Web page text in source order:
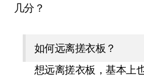
几分？
如何远离搓衣板？
想远离搓衣板，基本上